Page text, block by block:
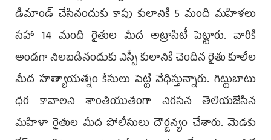
డిమాండ్ చేసినందుకు కాపు కులానికి 5 మంది మ‌హిళ‌లు
స‌హా 14 మంది రైతుల మీద అట్రాసిటీ పెట్టారు. వారికి
అండ‌గా నిల‌బ‌డినందుకు ఎస్సీ కులానికి చెందిన రైతు కూలీల
మీద హ‌త్యాయ‌త్నం కేసులు పెట్టి వేధిస్తున్నారు. గిట్టుబాటు
ధ‌ర కావాల‌ని శాంతియుతంగా నిర‌స‌న తెలియ‌జేసిన
మ‌హిళా రైతుల మీద పోలీసులు దౌర్జ‌న్యం చేశారు. మెడ‌కు